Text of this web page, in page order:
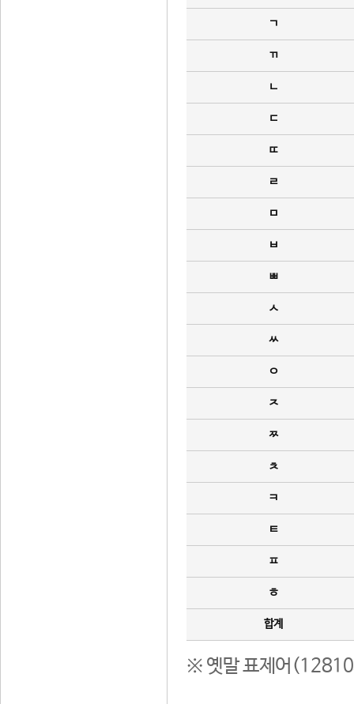
ㄱ
ㄲ
ㄴ
ㄷ
ㄸ
ㄹ
ㅁ
ㅂ
ㅃ
ㅅ
ㅆ
ㅇ
ㅈ
ㅉ
ㅊ
ㅋ
ㅌ
ㅍ
ㅎ
합계
※ 옛말 표제어(12810